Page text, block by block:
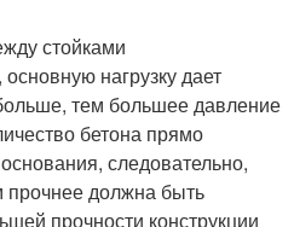
стойками
нагрузку дает
тем большее давление
бетона прямо
следовательно,
должна быть
прочности конструкции